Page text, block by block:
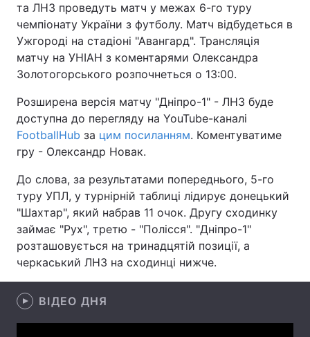
Україна Політика
Економіка Світ
Спорт Наука
Техно і зв'язок Лайт
Зброя Інциденти
Цікавинки Погода
Екологія Регіони
Лонгріди
Відео з Youtube
та ЛНЗ проведуть матч у межах 6-го туру
чемпіонату України з футболу. Матч відбудеться в
Ужгороді на стадіоні "Авангард". Трансляція
матчу на УНІАН з коментарями Олександра
Золотогорського розпочнеться о 13:00.
Розширена версія матчу "Дніпро-1" - ЛНЗ буде
доступна до перегляду на YouTube-каналі
FootballHub за цим посиланням. Коментуватиме
гру - Олександр Новак.
До слова, за результатами попереднього, 5-го
туру УПЛ, у турнірній таблиці лідирує донецький
"Шахтар", який набрав 11 очок. Другу сходинку
займає "Рух", третю - "Полісся". "Дніпро-1"
розташовується на тринадцятій позиції, а
черкаський ЛНЗ на сходинці нижче.
ВІДЕО ДНЯ